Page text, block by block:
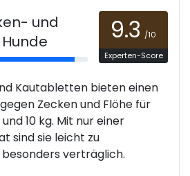
und
9.3 /10
Experten-Score
Kautabletten bieten einen
Zecken und Flöhe für
10 kg. Mit nur einer
sind sie leicht zu
verträglich.